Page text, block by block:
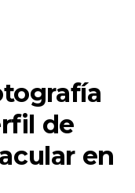
de
en